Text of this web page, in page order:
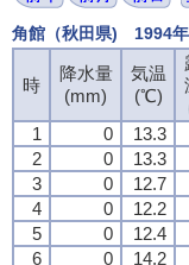
角館（秋田県) 1994年
時
降水量
(mm)
気温
(℃)
1
0 13.3
2
0 13.3
3
0 12.7
4
0 12.2
5
0 12.4
6
0 14.2